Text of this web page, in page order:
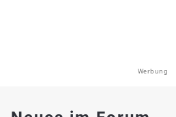
Werbung